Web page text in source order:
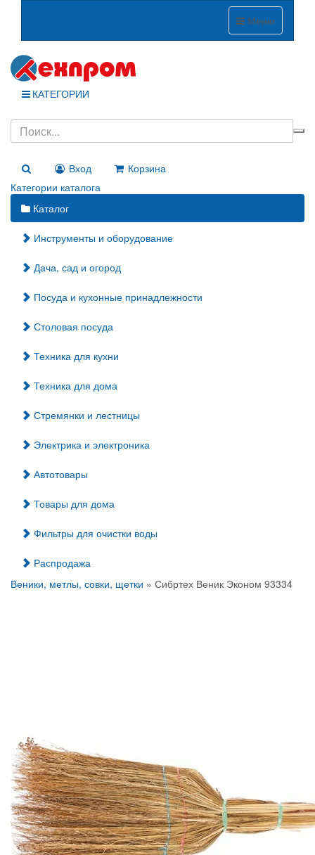
Меню
КАТЕГОРИИ
Вход
Корзина
Категории каталога
Каталог
Инструменты и оборудование
Дача, сад и огород
Посуда и кухонные принадлежности
Столовая посуда
Техника для кухни
Техника для дома
Стремянки и лестницы
Электрика и электроника
Автотовары
Товары для дома
Фильтры для очистки воды
Распродажа
Веники, метлы, совки, щетки » Сибртех Веник Эконом 93334